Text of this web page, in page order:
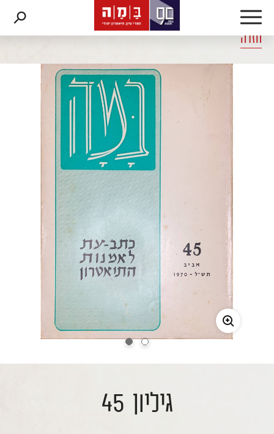
דלג לסרגל הניווט
דלג לתוכן
חזרה
גיליון 45